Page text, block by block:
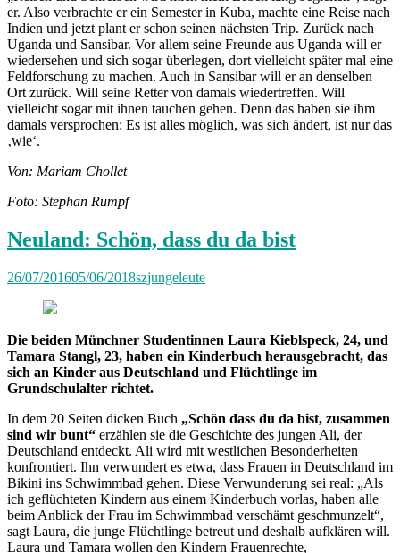
er. Also verbrachte er ein Semester in Kuba, machte eine Reise nach
Indien und jetzt plant er schon seinen nächsten Trip. Zurück nach
Uganda und Sansibar. Vor allem seine Freunde aus Uganda will er
wiedersehen und sich sogar überlegen, dort vielleicht später mal eine
Feldforschung zu machen. Auch in Sansibar will er an denselben
Ort zurück. Will seine Retter von damals wiedertreffen. Will
vielleicht sogar mit ihnen tauchen gehen. Denn das haben sie ihm
damals versprochen: Es ist alles möglich, was sich ändert, ist nur das
‚wie‘.
Von: Mariam Chollet
Foto: Stephan Rumpf
Neuland: Schön, dass du da bist
26/07/201605/06/2018szjungeleute
Die beiden Münchner Studentinnen Laura Kieblspeck, 24, und
Tamara Stangl, 23, haben ein Kinderbuch herausgebracht, das
sich an Kinder aus Deutschland und Flüchtlinge im
Grundschulalter richtet.
In dem 20 Seiten dicken Buch „Schön dass du da bist, zusammen
sind wir bunt“ erzählen sie die Geschichte des jungen Ali, der
Deutschland entdeckt. Ali wird mit westlichen Besonderheiten
konfrontiert. Ihn verwundert es etwa, dass Frauen in Deutschland im
Bikini ins Schwimmbad gehen. Diese Verwunderung sei real: „Als
ich geflüchteten Kindern aus einem Kinderbuch vorlas, haben alle
beim Anblick der Frau im Schwimmbad verschämt geschmunzelt“,
sagt Laura, die junge Flüchtlinge betreut und deshalb aufklären will.
Laura und Tamara wollen den Kindern Frauenrechte,